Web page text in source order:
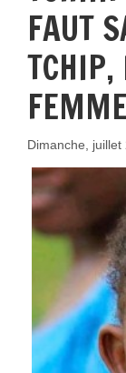
FAUT
TCHIP,
Dimanche,